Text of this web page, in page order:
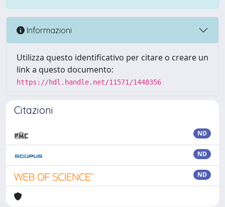
Informazioni
Utilizza questo identificativo per citare o creare un
link a questo documento:
https://hdl.handle.net/11571/1448356
Citazioni
ND
ND
ND